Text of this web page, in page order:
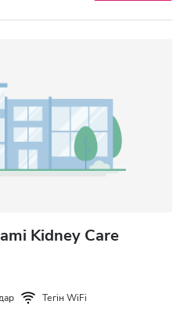
Kidney Care
Тегін WiFi